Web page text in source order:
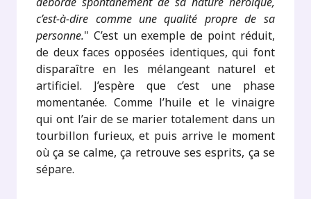
c’est-à-dire comme une qualité propre de sa
personne." C’est un exemple de point réduit,
de deux faces opposées identiques, qui font
disparaître en les mélangeant naturel et
artificiel. J’espère que c’est une phase
momentanée. Comme l’huile et le vinaigre
qui ont l’air de se marier totalement dans un
tourbillon furieux, et puis arrive le moment
où ça se calme, ça retrouve ses esprits, ça se
sépare.